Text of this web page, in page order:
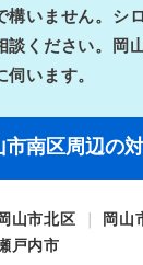
構いません。シ
談ください。岡
います。
市南区周辺の
山市北区 岡山
戸内市